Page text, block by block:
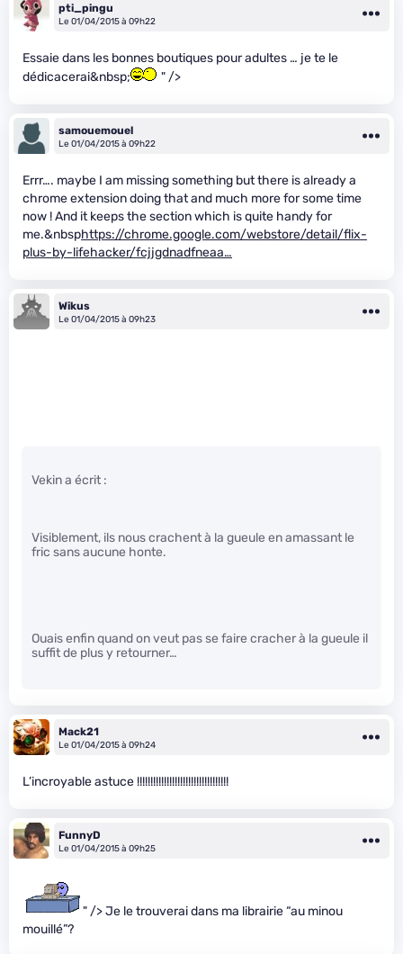
pti_pingu
Le 01/04/2015 à 09h22
Essaie dans les bonnes boutiques pour adultes … je te le
dédicacerai&nbsp;
" />
samouemouel
Le 01/04/2015 à 09h22
Errr…. maybe I am missing something but there is already a
chrome extension doing that and much more for some time
now ! And it keeps the section which is quite handy for
me.&nbsphttps://chrome.google.com/webstore/detail/flix-
plus-by-lifehacker/fcjjgdnadfneaa…
Wikus
Le 01/04/2015 à 09h23
Vekin a écrit :
Visiblement, ils nous crachent à la gueule en amassant le
fric sans aucune honte.
Ouais enfin quand on veut pas se faire cracher à la gueule il
suffit de plus y retourner…
Mack21
Le 01/04/2015 à 09h24
L’incroyable astuce !!!!!!!!!!!!!!!!!!!!!!!!!!!!!!!!!!
FunnyD
Le 01/04/2015 à 09h25
" /> Je le trouverai dans ma librairie “au minou
mouillé”?